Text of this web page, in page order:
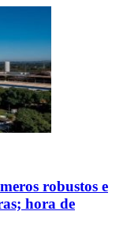
robustos e
hora de